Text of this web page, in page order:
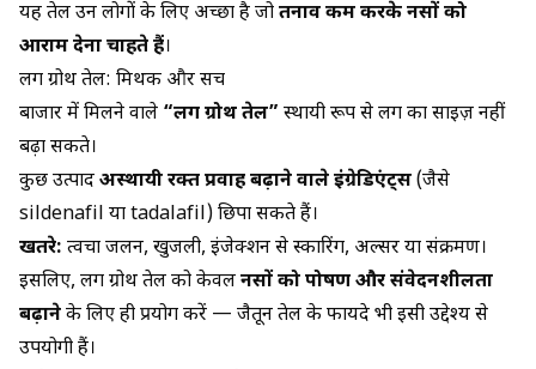
यह तेल उन लोगों के लिए अच्छा है जोतनाव कम करके नसों को
आराम देना चाहते हैं।
लिंग ग्रोथ तेल: मिथक और सच
बाजार में मिलने वाले “लिंग ग्रोथ तेल” स्थायी रूप से लिंग का साइज़ नहीं
बढ़ा सकते।
कुछ उत्पादअस्थायी रक्त प्रवाह बढ़ाने वाले इंग्रेडिएंट्स(जैसे
sildenafil या tadalafil) छिपा सकते हैं।
खतरे: त्वचा जलन, खुजली, इंजेक्शन से स्कारिंग, अल्सर या संक्रमण।
इसलिए, लिंग ग्रोथ तेल को केवलनसों को पोषण और संवेदनशीलता
बढ़ानेके लिए ही प्रयोग करें — जैतून तेल के फायदेभी इसी उद्देश्य से
उपयोगी हैं।